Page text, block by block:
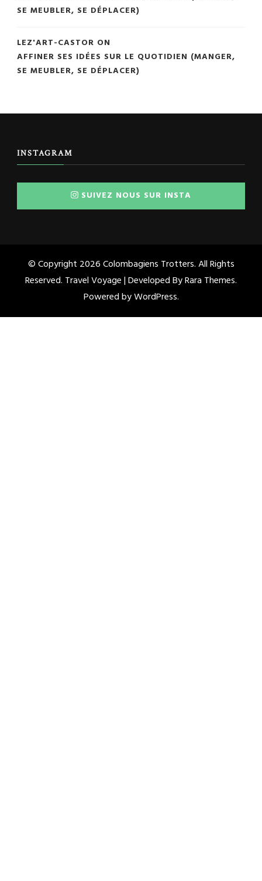
SE MEUBLER, SE DÉPLACER)
LEZ'ART-CASTOR ON
AFFINER SES IDÉES SUR LE QUOTIDIEN (MANGER,
SE MEUBLER, SE DÉPLACER)
INSTAGRAM
SUIVEZ NOUS SUR INSTA
© Copyright 2026Colombagiens Trotters. All Rights
Reserved. Travel Voyage | Developed ByRara Themes.
Powered byWordPress.